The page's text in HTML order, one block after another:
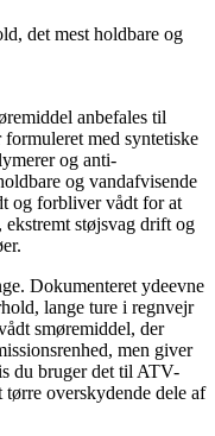
det mest holdbare og
anbefales til
med syntetiske
og anti-
og vandafvisende
og forbliver vådt for at
ekstremt støjsvag drift og
Dokumenteret ydeevne
lange ture i regnvejr
smøremiddel, der
men giver
du bruger det til ATV-
overskydende dele af